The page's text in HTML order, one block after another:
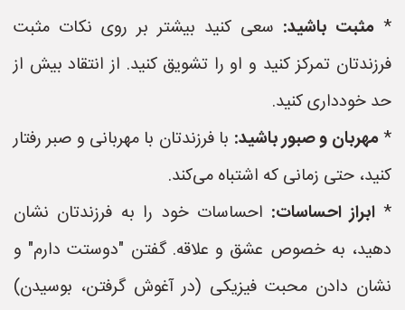
* مثبت باشید: سعی کنید بیشتر بر روی نکات مثبت
فرزندتان تمرکز کنید و او را تشویق کنید. از انتقاد بیش از
حد خودداری کنید.
*مهربان و صبور باشید: با فرزندتان با مهربانی و صبر رفتار
کنید، حتی زمانی که اشتباه می‌کند.
*ابراز احساسات: احساسات خود را به فرزندتان نشان
دهید، به خصوص عشق و علاقه. گفتن "دوستت دارم" و
نشان دادن محبت فیزیکی (در آغوش گرفتن، بوسیدن)